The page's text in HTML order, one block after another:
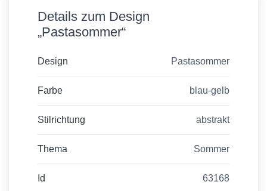
Details zum Design
„Pastasommer“
Design Pastasommer
Farbe blau-gelb
Stilrichtung abstrakt
Thema Sommer
Id 63168